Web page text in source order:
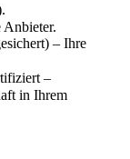
Anbieter.
– Ihre
–
in Ihrem